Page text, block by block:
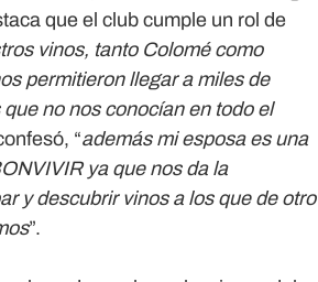
que el club cumple un rol de
vinos, tanto Colomé como
permitieron llegar a miles de
no nos conocían en todo el
“además mi esposa es una
ya que nos da la
y descubrir vinos a los que de otro
”.